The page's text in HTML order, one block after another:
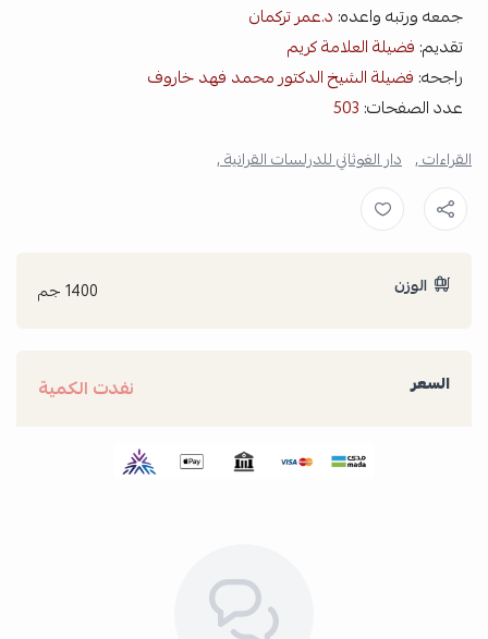
جمعه ورتبه واعده: د.عمر تركمان
تقديم: فضيلة العلامة كريم
راجحه: فضيلة الشيخ الدكتور محمد فهد خاروف
عدد الصفحات: 503
القراءات , دار الغوثاني للدرلسات القرانية ,
الوزن 1400 جم
السعر نفدت الكمية